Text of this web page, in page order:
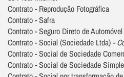
Contrato - Reprodução Fotográfica
Contrato - Safra
Contrato - Seguro Direto de Automóvel
Contrato - Social (Sociedade Ltda) -
Contrato - Social de Sociedade
Contrato - Social de Sociedade